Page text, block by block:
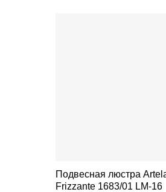
Подвесная люстра Artelamp
Frizzante 1683/01 LM-16